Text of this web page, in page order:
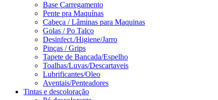
Base Carregamento
Pente pra Maquínas
Cabeça / Lâminas para Maquinas
Golas / Po Talco
Desinfect./Higiene/Jarro
Pinças / Grips
Tapete de Bancada/Espelho
Toalhas/Luvas/Descartaveis
Lubrificantes/Oleo
Aventais/Penteadores
Tintas e descoloração